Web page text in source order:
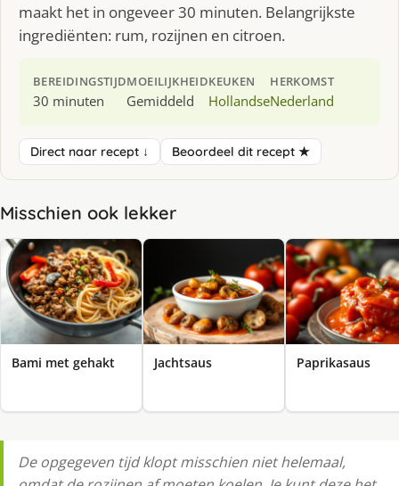
maakt het in ongeveer 30 minuten. Belangrijkste
ingrediënten: rum, rozijnen en citroen.
BEREIDINGSTIJD
30 minuten
MOEILIJKHEID
Gemiddeld
KEUKEN
Hollandse
HERKOMST
Nederland
Direct naar recept ↓ Beoordeel dit recept ★
Misschien ook lekker
Bami met gehakt Jachtsaus Paprikasaus
De opgegeven tijd klopt misschien niet helemaal,